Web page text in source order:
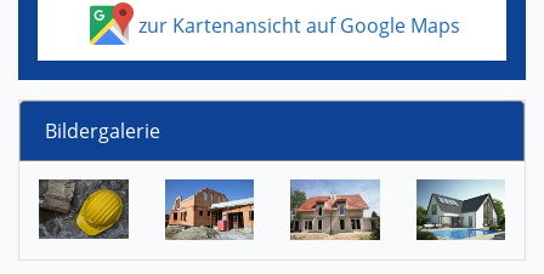
zur Kartenansicht auf Google Maps
Bildergalerie